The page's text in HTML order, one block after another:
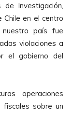
Investigación,
Chile en el centro
nuestro país fue
violaciones a
el gobierno del
operaciones
fiscales sobre un